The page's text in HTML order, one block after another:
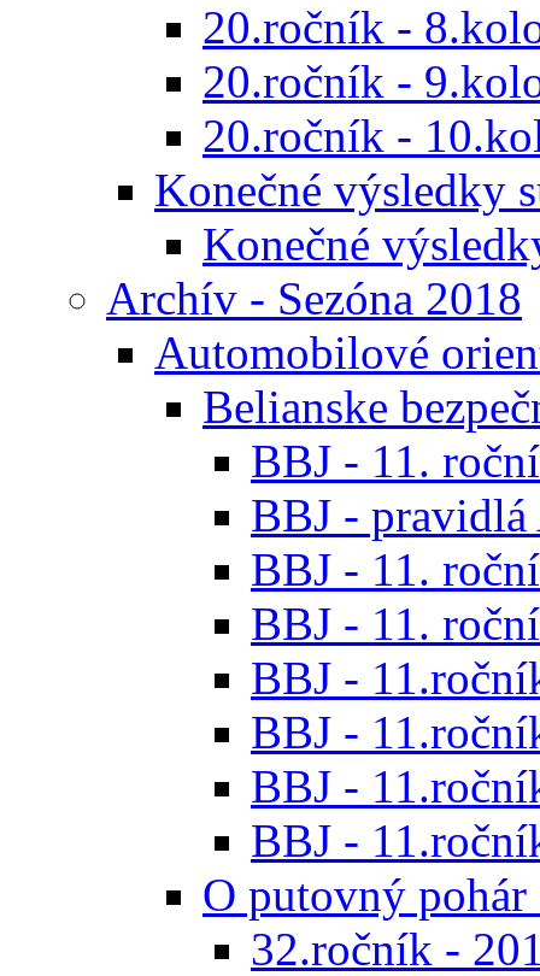
20.ročník -
20.ročník -
20.ročník -
Konečné výsledky
Konečné
Archív - Sezóna 2018
Automobilové
Belianske
BBJ - 11.
BBJ - pravidlá
BBJ - 11.
BBJ - 11.
BBJ -
BBJ -
BBJ -
BBJ -
O putovný
32.ročník -